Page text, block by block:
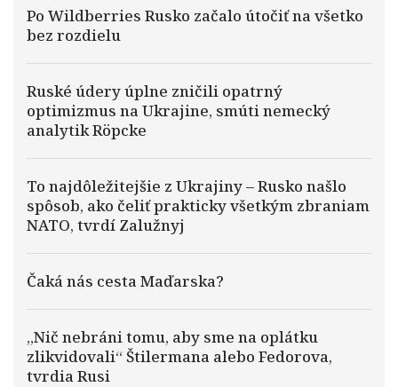
Po Wildberries Rusko začalo útočiť na všetko
bez rozdielu
Ruské údery úplne zničili opatrný
optimizmus na Ukrajine, smúti nemecký
analytik Röpcke
To najdôležitejšie z Ukrajiny – Rusko našlo
spôsob, ako čeliť prakticky všetkým zbraniam
NATO, tvrdí Zalužnyj
Čaká nás cesta Maďarska?
„Nič nebráni tomu, aby sme na oplátku
zlikvidovali“ Štilermana alebo Fedorova,
tvrdia Rusi